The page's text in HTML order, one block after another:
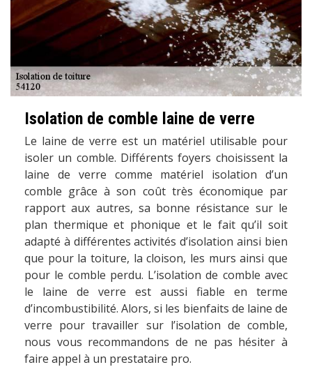
Isolation de comble laine de verre
Le laine de verre est un matériel utilisable pour
isoler un comble. Différents foyers choisissent la
laine de verre comme matériel isolation d’un
comble grâce à son coût très économique par
rapport aux autres, sa bonne résistance sur le
plan thermique et phonique et le fait qu’il soit
adapté à différentes activités d’isolation ainsi bien
que pour la toiture, la cloison, les murs ainsi que
pour le comble perdu. L’isolation de comble avec
le laine de verre est aussi fiable en terme
d’incombustibilité. Alors, si les bienfaits de laine de
verre pour travailler sur l’isolation de comble,
nous vous recommandons de ne pas hésiter à
faire appel à un prestataire pro.